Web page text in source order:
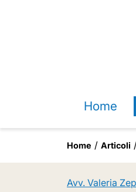
Home
Home Articoli
Avv. Valeria